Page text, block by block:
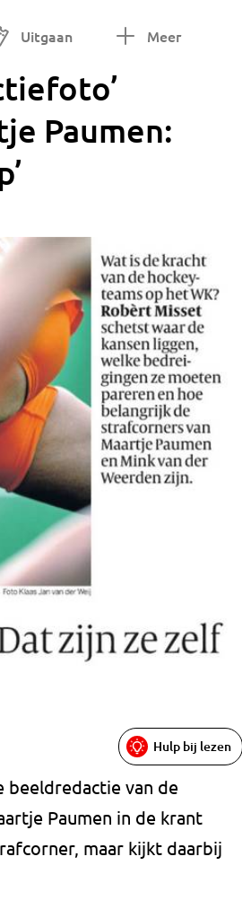
Uitgaan Meer
Paumen:
Hulp bij lezen
van de
Paumen in de krant
maar kijkt daarbij